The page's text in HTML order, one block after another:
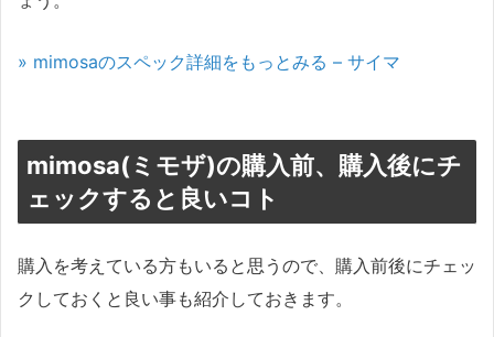
» mimosaのスペック詳細をもっとみる – サイマ
mimosa(ミモザ)の購入前、購入後にチ
ェックすると良いコト
購入を考えている方もいると思うので、購入前後にチェッ
クしておくと良い事も紹介しておきます。